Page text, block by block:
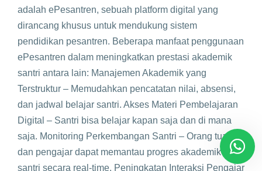
adalah ePesantren, sebuah platform digital yang
dirancang khusus untuk mendukung sistem
pendidikan pesantren. Beberapa manfaat penggunaan
ePesantren dalam meningkatkan prestasi akademik
santri antara lain: Manajemen Akademik yang
Terstruktur – Memudahkan pencatatan nilai, absensi,
dan jadwal belajar santri. Akses Materi Pembelajaran
Digital – Santri bisa belajar kapan saja dan di mana
saja. Monitoring Perkembangan Santri – Orang tua
dan pengajar dapat memantau progres akademik
santri secara real-time. Peningkatan Interaksi Pengajar